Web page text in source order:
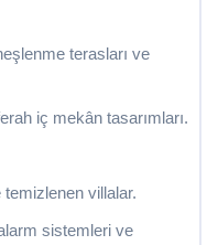
terasları ve
iç mekân tasarımları.
villalar.
sistemleri ve